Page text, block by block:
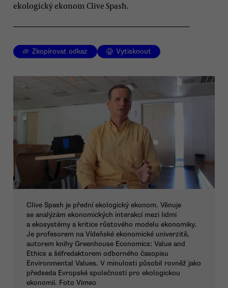
ekologický ekonom Clive Spash.
Zkopírovat odkaz Vytisknout
Clive Spash je přední ekologický ekonom. Věnuje
se analýzám ekonomických interakcí mezi lidmi
a ekosystémy a kritice růstového modelu ekonomiky.
Je profesorem na Vídeňské ekonomické univerzitě,
autorem knihy Greenhouse Economics: Value and
Ethics a šéfredaktorem odborného časopisu
Environmental Values. V minulosti působil rovněž jako
předseda Evropské společnosti pro ekologickou
ekonomii. Foto Vimeo